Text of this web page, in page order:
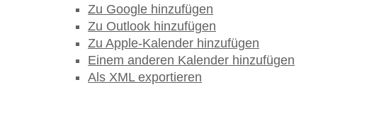
Zu Google hinzufügen
Zu Outlook hinzufügen
Zu Apple-Kalender hinzufügen
Einem anderen Kalender hinzufügen
Als XML exportieren